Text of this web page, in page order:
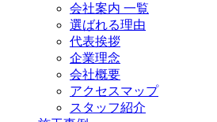
会社案内 一覧
選ばれる理由
代表挨拶
企業理念
会社概要
アクセスマップ
スタッフ紹介